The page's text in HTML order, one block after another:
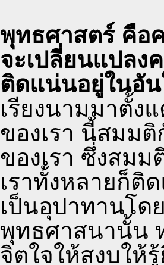
พุทธศาสตร์ คือ
จะเปลี่ยนแปลง
ติดแน่นอยู่ในอั
เรียงนามมาตั้ง
ของเรา นี้สมม
ของเรา ซึ่งสม
เราทั้งหลายก็ติ
เป็นอุปาทานโด
พุทธศาสนานั้น
จิตใจให้สงบให้